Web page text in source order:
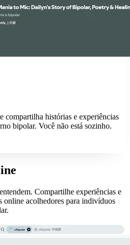
compartilha histórias e experiências
bipolar. Você não está sozinho.
Compartilhe experiências e
online acolhedores para indivíduos